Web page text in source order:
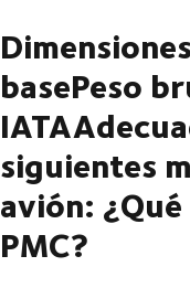
basePeso
siguientes
avión:
PMC?